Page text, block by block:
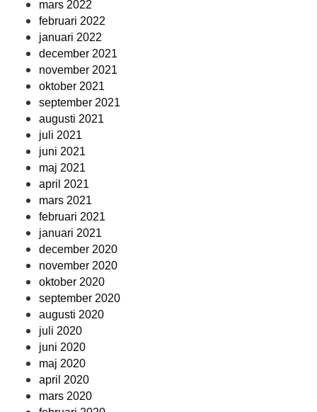
mars 2022
februari 2022
januari 2022
december 2021
november 2021
oktober 2021
september 2021
augusti 2021
juli 2021
juni 2021
maj 2021
april 2021
mars 2021
februari 2021
januari 2021
december 2020
november 2020
oktober 2020
september 2020
augusti 2020
juli 2020
juni 2020
maj 2020
april 2020
mars 2020